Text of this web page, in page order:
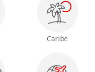
Caribe